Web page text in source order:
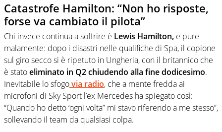
Catastrofe Hamilton: “Non ho risposte,
forse va cambiato il pilota”
Chi invece continua a soffrire è Lewis Hamilton, e pure
malamente: dopo i disastri nelle qualifiche di Spa, il copione
sul giro secco si è ripetuto in Ungheria, con il britannico che
è statoeliminato in Q2 chiudendo alla fine dodicesimo.
Inevitabile lo sfogovia radio, che a mente fredda ai
microfoni di Sky Sport l’ex Mercedes ha spiegato così:
“Quando ho detto ‘ogni volta” mi stavo riferendo a me stesso”,
sollevando il team da qualsiasi colpa.